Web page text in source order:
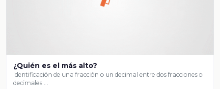
¿Quién es el más alto?
identificación de una fracción o un decimal entre dos fracciones o
decimales …